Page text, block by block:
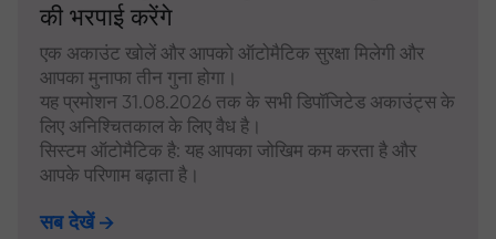
की भरपाई करेंगे
एक अकाउंट खोलें और आपको ऑटोमैटिक सुरक्षा मिलेगी और
आपका मुनाफा तीन गुना होगा।
यह प्रमोशन 31.08.2026 तक के सभी डिपॉजिटेड अकाउंट्स के
लिए अनिश्चितकाल के लिए वैध है।
सिस्टम ऑटोमैटिक है: यह आपका जोखिम कम करता है और
आपके परिणाम बढ़ाता है।
सब देखें